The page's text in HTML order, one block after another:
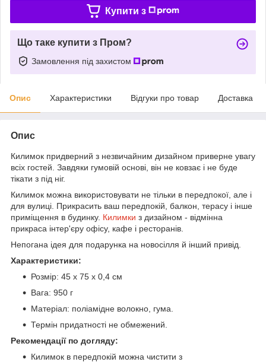
Купити з
Що таке купити з Пром?
Замовлення під захистом
Опис Характеристики Відгуки про товар Доставка
Опис
Килимок придверний з незвичайним дизайном приверне увагу
всіх гостей. Завдяки гумовій основі, він не ковзає і не буде
тікати з під ніг.
Килимок можна використовувати не тільки в передпокої, але і
для вулиці. Прикрасить ваш передпокій, балкон, терасу і інше
приміщення в будинку. Килимки з дизайном - відмінна
прикраса інтер'єру офісу, кафе і ресторанів.
Непогана ідея для подарунка на новосілля й інший привід.
Характеристики:
Розмір: 45 х 75 х 0,4 см
Вага: 950 г
Матеріал: поліамідне волокно, гума.
Термін придатності не обмежений.
Рекомендації по догляду:
Килимок в передпокій можна чистити з